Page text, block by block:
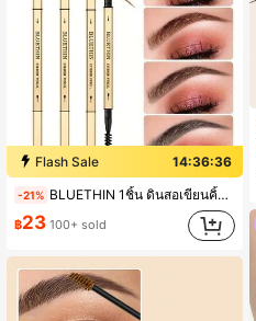
Flash Sale 14:36:35
-21% BLUETHIN 1ชิ้น ดินสอเขียนคิ้วหมุนได้สองหัว, ปลายขนแปรงธรรมชาติกันน้ำอย่างดี, ไม่เลอะ, ติดทนนาน, สีธรรมชาติ, ไม่เลบือน
฿23 100+ sold